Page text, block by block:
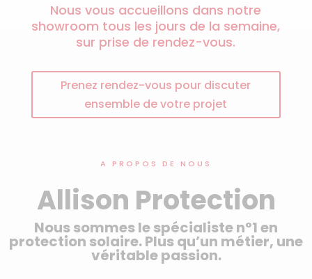
Nous vous accueillons dans notre
showroom tous les jours de la semaine,
sur prise de rendez-vous.
Prenez rendez-vous pour discuter
ensemble de votre projet
A PROPOS DE NOUS
Allison Protection
Nous sommes le spécialiste n°1 en
protection solaire. Plus qu’un métier, une
véritable passion.